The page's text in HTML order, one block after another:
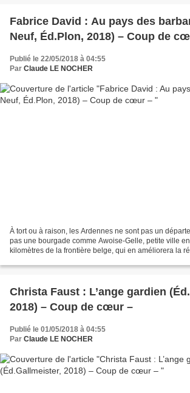
Fabrice David : Au pays des
Neuf, Éd.Plon, 2018) – Coup de
Publié le 22/05/2018 à 04:55
Par Claude LE NOCHER
À tort ou à raison, les Ardennes ne sont pas un
pas une bourgade comme Awoise-Gelle, petite ville
kilomètres de la frontière belge, qui en améliorera la
Christa Faust : L’ange gardien
2018) – Coup de cœur –
Publié le 01/05/2018 à 04:55
Par Claude LE NOCHER